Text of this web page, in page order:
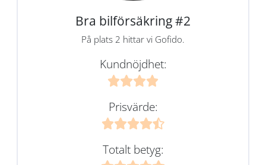
Bra bilförsäkring #2
På plats 2 hittar vi Gofido.
Kundnöjdhet:
Prisvärde:
Totalt betyg: